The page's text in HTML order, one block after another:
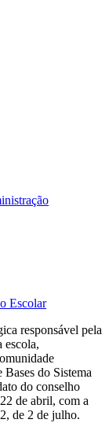
Escolar
responsável pela
escola,
Bases do Sistema
do conselho
de abril, com a
de 2 de julho.